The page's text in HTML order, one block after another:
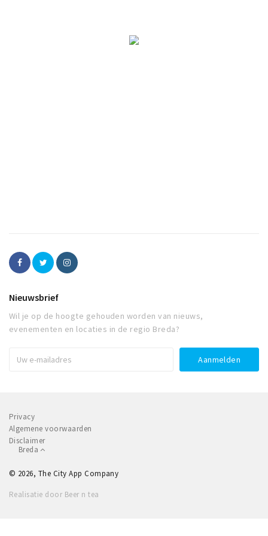
Nieuwsbrief
Wil je op de hoogte gehouden worden van nieuws,
evenementen en locaties in de regio Breda?
Privacy
Algemene voorwaarden
Disclaimer
Breda
© 2026, The City App Company
Realisatie door Beer n tea